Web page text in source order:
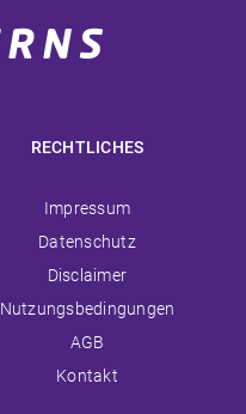
RECHTLICHES
Navigation
überspringen
Impressum
Datenschutz
Disclaimer
Nutzungsbedingungen
AGB
Kontakt